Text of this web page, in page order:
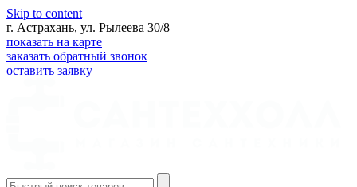
Skip to content
г. Астрахань, ул. Рылеева 30/8
показать на карте
заказать обратный звонок
оставить заявку